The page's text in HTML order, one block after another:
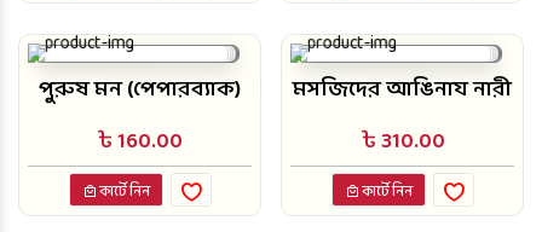
পুরুষ মন (পেপারব্যাক)
৳ 160.00
কার্টে নিন
মসজিদের আঙিনায নারী
৳ 310.00
কার্টে নিন